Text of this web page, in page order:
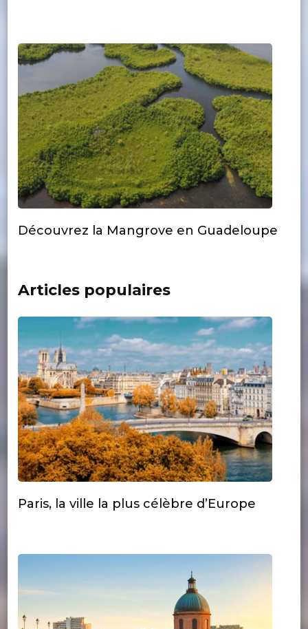
Découvrez la Mangrove en Guadeloupe
Articles populaires
Paris, la ville la plus célèbre d’Europe